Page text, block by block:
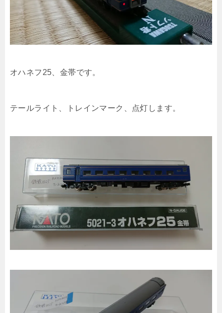
オハネフ25、金帯です。
テールライト、トレインマーク、点灯します。